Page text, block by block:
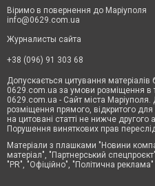
Віримо в повернення до Маріуполя
info@0629.com.ua
Журналисты сайта
+38 (096) 91 303 68
Допускається цитування
0629.com.ua за умови розміщення в
0629.com.ua - Сайт міста
розміщення прямого, відкритого
на цитовані статті не нижче другого
Порушення виняткових прав
Матеріали з плашками "Новини
матеріал", "Партнерський
"PR", "Офіційно", "Політична